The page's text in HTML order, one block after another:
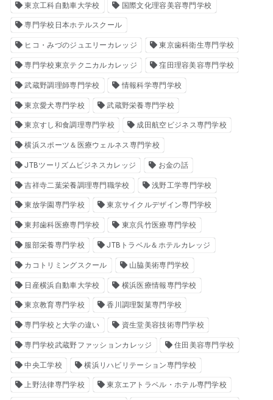
東京工科自動車大学校 国際文化理容美容専門学校
専門学校日本ホテルスクール
ヒコ・みづのジュエリーカレッジ 東京歯科衛生専門学校
専門学校東京テクニカルカレッジ 窪田理容美容専門学校
武蔵野調理師専門学校 情報科学専門学校
東京愛犬専門学校 武蔵野栄養専門学校
東京すし和食調理専門学校 成田航空ビジネス専門学校
横浜スポーツ＆医療ウェルネス専門学校
JTBツーリズムビジネスカレッジ お金の話
吉祥寺二葉栄養調理専門職学校 浅野工学専門学校
東放学園専門学校 東京サイクルデザイン専門学校
東邦歯科医療専門学校 東京呉竹医療専門学校
服部栄養専門学校 JTBトラベル＆ホテルカレッジ
カコトリミングスクール 山脇美術専門学校
日産横浜自動車大学校 横浜医療情報専門学校
東京教育専門学校 香川調理製菓専門学校
専門学校と大学の違い 資生堂美容技術専門学校
専門学校武蔵野ファッションカレッジ 住田美容専門学校
中央工学校 横浜リハビリテーション専門学校
上野法律専門学校 東京エアトラベル・ホテル専門学校